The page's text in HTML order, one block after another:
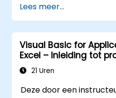
objectgeoriënteerd
SQL-databases, het
gebruikersinterfaces,
debuggen en
geavanceerde
Door praktische
ontwikkelaars begeleid
Lees meer...
Visual Basic for
Excel – Inleiding tot
21 Uren
Deze door een